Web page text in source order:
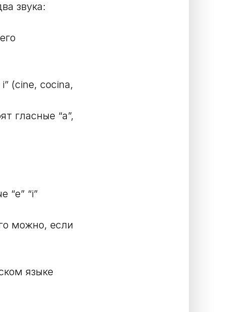
звука:
(cine, cocina,
гласные “а”,
“e” “i”
можно, если
языке